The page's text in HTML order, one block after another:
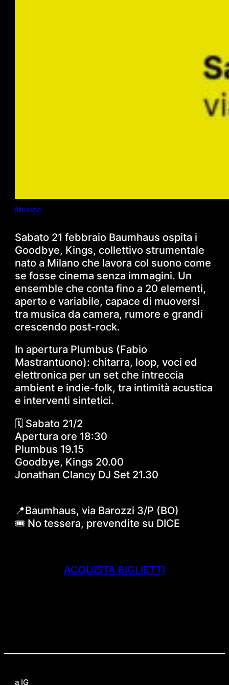
Musica
Sabato 21 febbraio Baumhaus ospita i
Goodbye, Kings, collettivo strumentale
nato a Milano che lavora col suono come
se fosse cinema senza immagini. Un
ensemble che conta fino a 20 elementi,
aperto e variabile, capace di muoversi
tra musica da camera, rumore e grandi
crescendo post-rock.
In apertura Plumbus (Fabio
Mastrantuono): chitarra, loop, voci ed
elettronica per un set che intreccia
ambient e indie-folk, tra intimità acustica
e interventi sintetici.
🗓️ Sabato 21/2
Apertura ore 18:30
Plumbus 19.15
Goodbye, Kings 20.00
Jonathan Clancy DJ Set 21.30
📍Baumhaus, via Barozzi 3/P (BO)
🎟 No tessera, prevendite su DICE
ACQUISTA BIGLIETTI
a IG